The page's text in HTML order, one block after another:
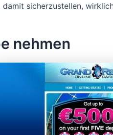
sicherzustellen,
nehmen